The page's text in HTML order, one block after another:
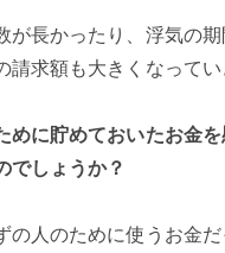
が長かったり、浮気の
請求額も大きくなってい
めに貯めておいたお金
でしょうか？
の人のために使うお金